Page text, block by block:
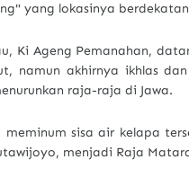
yang lokasinya
Ki Ageng Pemanahan,
namun akhirnya ikhlas
raja-raja di Jawa.
meminum sisa air kelapa
menjadi Raja